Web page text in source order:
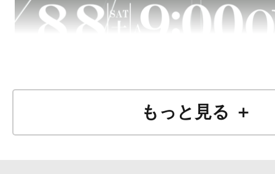
もっと見る ＋